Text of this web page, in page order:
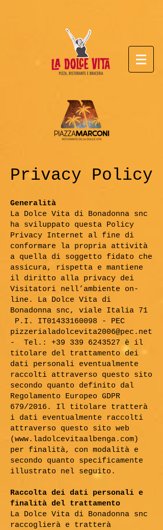
Privacy Policy
Generalità
La Dolce Vita di Bonadonna snc
ha sviluppato questa Policy
Privacy Internet al fine di
conformare la propria attività
a quella di soggetto fidato che
assicura, rispetta e mantiene
il diritto alla privacy dei
Visitatori nell’ambiente on-
line. La Dolce Vita di
Bonadonna snc, viale Italia 71
P.I. IT01433160098 - PEC
pizzerialadolcevita2006@pec.net
- Tel.: +39 339 6243527 è il
titolare del trattamento dei
dati personali eventualmente
raccolti attraverso questo sito
secondo quanto definito dal
Regolamento Europeo GDPR
679/2016. Il titolare tratterà
i dati eventualmente raccolti
attraverso questo sito web
(www.ladolcevitaalbenga.com)
per finalità, con modalità e
secondo quanto specificamente
illustrato nel seguito.
Raccolta dei dati personali e
finalità del trattamento
La Dolce Vita di Bonadonna snc
raccoglierà e tratterà